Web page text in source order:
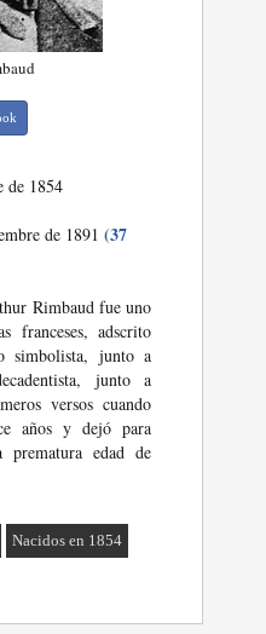
de 1854
de 1891(37
Rimbaud fue uno
franceses, adscrito
simbolista, junto a
junto a
versos cuando
años y dejó para
edad de
Nacidos en 1854